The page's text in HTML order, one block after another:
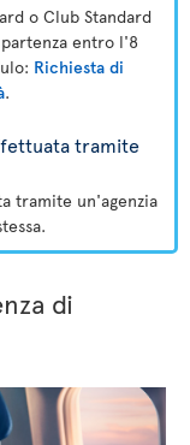
o Club Standard
entro l'8
Richiesta di
.
tramite
tramite un'agenzia
di